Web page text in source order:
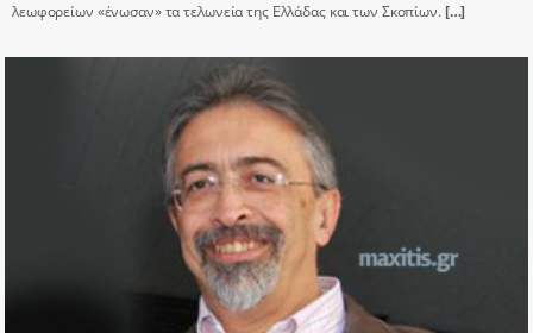
λεωφορείων «ένωσαν» τα τελωνεία της Ελλάδας και των Σκοπίων.[…]